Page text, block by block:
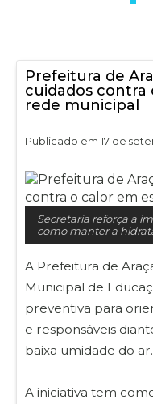
Prefeitura de
cuidados contra
rede municipal
Publicado em 17 de
Secretaria reforça a
como manter a
A Prefeitura de
Municipal de
preventiva para
e responsáveis
baixa umidade do ar.
A iniciativa tem